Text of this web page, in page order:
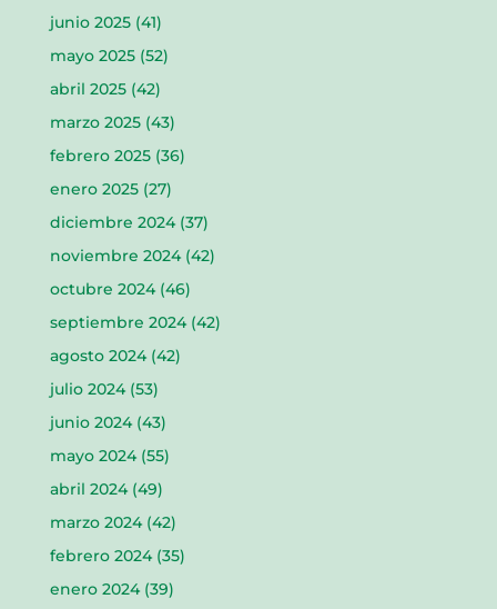
junio 2025(41)
mayo 2025(52)
abril 2025(42)
marzo 2025(43)
febrero 2025(36)
enero 2025(27)
diciembre 2024(37)
noviembre 2024(42)
octubre 2024(46)
septiembre 2024(42)
agosto 2024(42)
julio 2024(53)
junio 2024(43)
mayo 2024(55)
abril 2024(49)
marzo 2024(42)
febrero 2024(35)
enero 2024(39)